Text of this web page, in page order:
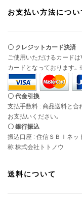
お支払い方法につい
〇 クレジットカード決済
ご使用いただけるカード
カードとなっております｡
〇 代金引換
支払手数料 : 商品送料と
お支払いください｡
〇 銀行振込
振込口座 : 住信ＳＢＩネ
称 株式会社トトノウ
送料について